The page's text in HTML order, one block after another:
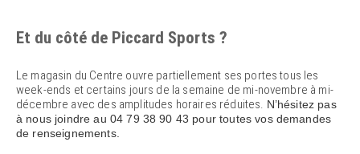
Et du côté de Piccard Sports ?
Le magasin du Centre ouvre partiellement ses portes tous les
week-ends et certains jours de la semaine de mi-novembre à mi-
décembre avec des amplitudes horaires réduites. N’hésitez pas
à nous joindre au 04 79 38 90 43 pour toutes vos demandes
de renseignements.